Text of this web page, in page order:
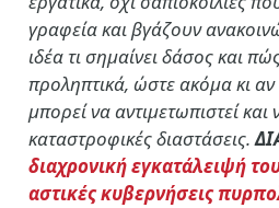
γραφεία και βγάζουν
ιδέα τι σημαίνει δάσος και
προληπτικά, ώστε ακόμα κι
μπορεί να αντιμετωπιστεί
καταστροφικές διαστάσεις.
διαχρονική εγκατάλειψή
αστικές κυβερνήσεις